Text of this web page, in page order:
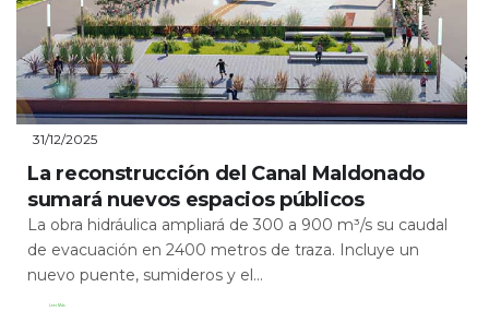
31/12/2025
La reconstrucción del Canal Maldonado
sumará nuevos espacios públicos
La obra hidráulica ampliará de 300 a 900 m³/s su caudal
de evacuación en 2400 metros de traza. Incluye un
nuevo puente, sumideros y el...
Leer Más